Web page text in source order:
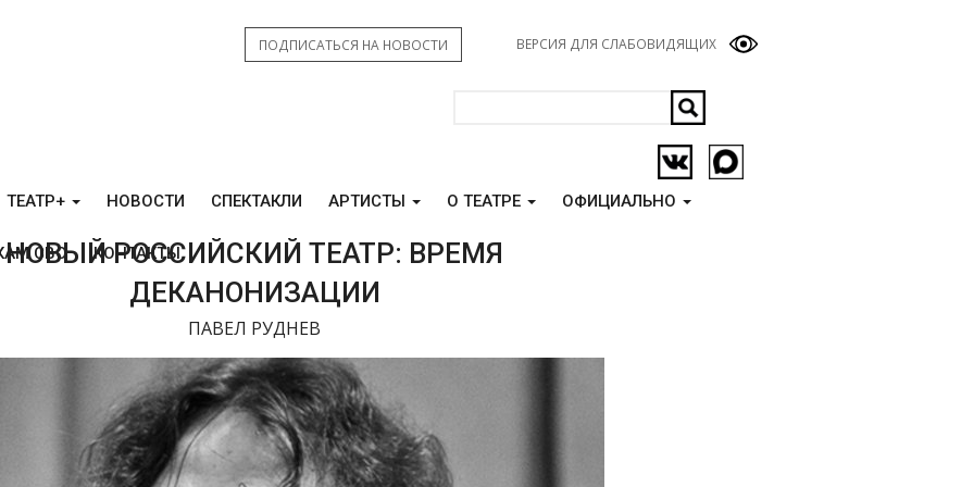
ВЕРСИЯ ДЛЯ СЛАБОВИДЯЩИХ
ПОДПИСАТЬСЯ НА НОВОСТИ
ТЕАТР+ НОВОСТИ СПЕКТАКЛИ АРТИСТЫ О ТЕАТРЕ ОФИЦИАЛЬНО
СВО КОНТАКТЫ
НОВЫЙ РОССИЙСКИЙ ТЕАТР: ВРЕМЯ
ДЕКАНОНИЗАЦИИ
ПАВЕЛ РУДНЕВ